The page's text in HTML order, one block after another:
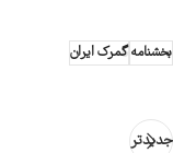
بخشنامهگمرک ایران
جدیدتر